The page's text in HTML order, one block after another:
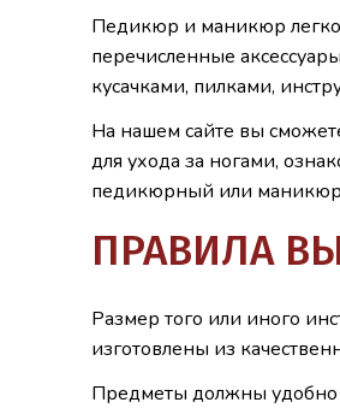
Педикюр и маникюр
перечисленные
кусачками, пилками,
На нашем сайте вы
для ухода за ногами,
педикюрный или
ПРАВИЛА
Размер того или иного
изготовлены из
Предметы должны удобно